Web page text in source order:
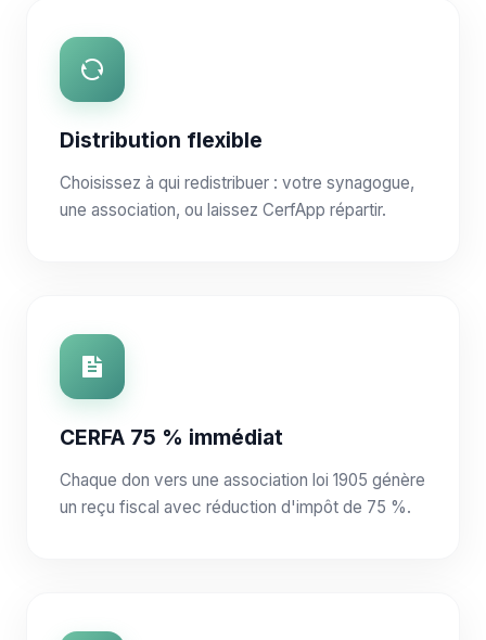
Distribution flexible
Choisissez à qui redistribuer : votre synagogue,
une association, ou laissez CerfApp répartir.
CERFA 75 % immédiat
Chaque don vers une association loi 1905 génère
un reçu fiscal avec réduction d'impôt de 75 %.